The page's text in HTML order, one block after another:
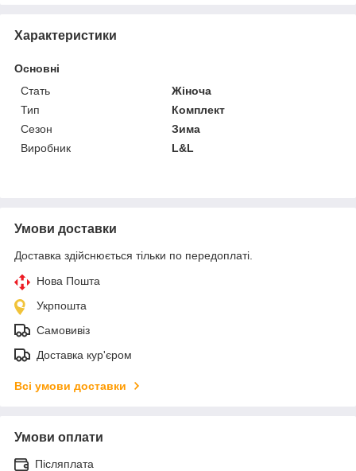
Характеристики
Основні
Стать
Жіноча
Тип
Комплект
Сезон
Зима
Виробник
L&L
Умови доставки
Доставка здійснюється тільки по передоплаті.
Нова Пошта
Укрпошта
Самовивіз
Доставка кур'єром
Всі умови доставки
Умови оплати
Післяплата